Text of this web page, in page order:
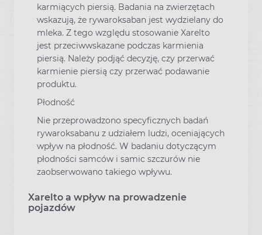
karmiących piersią. Badania na zwierzętach
wskazują, że rywaroksaban jest wydzielany do
mleka. Z tego względu stosowanie Xarelto
jest przeciwwskazane podczas karmienia
piersią. Należy podjąć decyzję, czy przerwać
karmienie piersią czy przerwać podawanie
produktu.
Płodność
Nie przeprowadzono specyficznych badań
rywaroksabanu z udziałem ludzi, oceniających
wpływ na płodność. W badaniu dotyczącym
płodności samców i samic szczurów nie
zaobserwowano takiego wpływu.
Xarelto a wpływ na prowadzenie
pojazdów